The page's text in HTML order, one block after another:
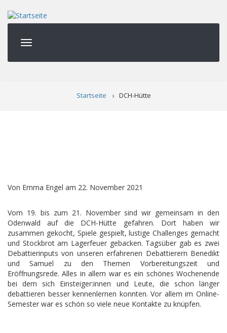
zum
Inhalt
PfadnavigationStartseite DCH-Hütte
Von Emma Engel am 22. November 2021
Vom 19. bis zum 21. November sind wir gemeinsam in den
Odenwald auf die DCH-Hütte gefahren. Dort haben wir
zusammen gekocht, Spiele gespielt, lustige Challenges gemacht
und Stockbrot am Lagerfeuer gebacken. Tagsüber gab es zwei
Debattierinputs von unseren erfahrenen Debattierern Benedikt
und Samuel zu den Themen Vorbereitungszeit und
Eröffnungsrede. Alles in allem war es ein schönes Wochenende
bei dem sich Einsteiger:innen und Leute, die schon länger
debattieren besser kennenlernen konnten. Vor allem im Online-
Semester war es schön so viele neue Kontakte zu knüpfen.